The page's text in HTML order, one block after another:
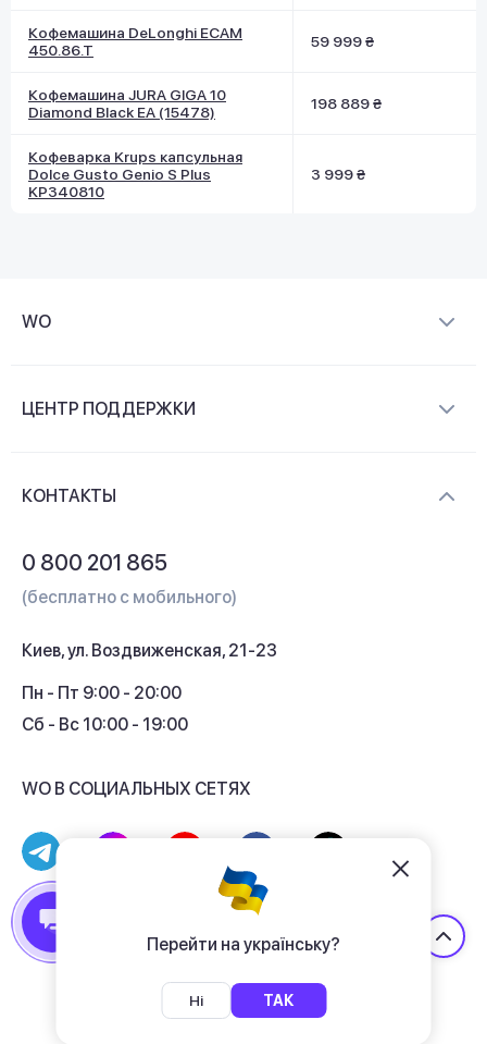
Перейти на українську?
Ні ТАК
Кофемашина DeLonghi ECAM
450.86.T
59 999 ₴
Кофемашина JURA GIGA 10
Diamond Black EA (15478)
198 889 ₴
Кофеварка Krups капсульная
Dolce Gusto Genio S Plus
KP340810
3 999 ₴
WO
Контакты
ЦЕНТР ПОДДЕРЖКИ
Кэшбек
КОНТАКТЫ
0 800 201 865
(бесплатно с мобильного)
Киев, ул. Воздвиженская, 21-23
Пн - Пт 9:00 - 20:00
Сб - Вс 10:00 - 19:00
WO В СОЦИАЛЬНЫХ СЕТЯХ
Договор публичной оферты
Политика конфиденциальности